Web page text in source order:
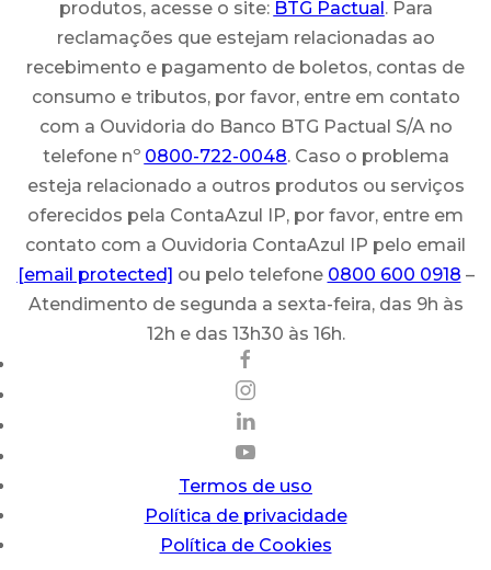
produtos, acesse o site: BTG Pactual . Para
reclamações que estejam relacionadas ao
recebimento e pagamento de boletos, contas de
consumo e tributos, por favor, entre em contato
com a Ouvidoria do Banco BTG Pactual S/A no
telefone nº 0800-722-0048. Caso o problema
esteja relacionado a outros produtos ou serviços
oferecidos pela ContaAzul IP, por favor, entre em
contato com a Ouvidoria ContaAzul IP pelo email
[email protected] ou pelo telefone 0800 600 0918 –
Atendimento de segunda a sexta-feira, das 9h às
12h e das 13h30 às 16h.
Termos de uso
Política de privacidade
Política de Cookies